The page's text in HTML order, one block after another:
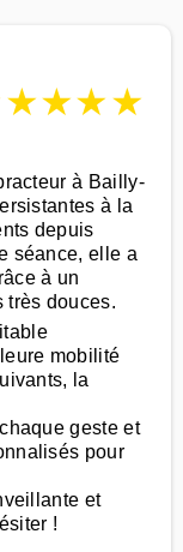
★★★★
à Bailly-
à la
depuis
séance, elle a
à un
très douces.
mobilité
la
geste et
pour
et
!